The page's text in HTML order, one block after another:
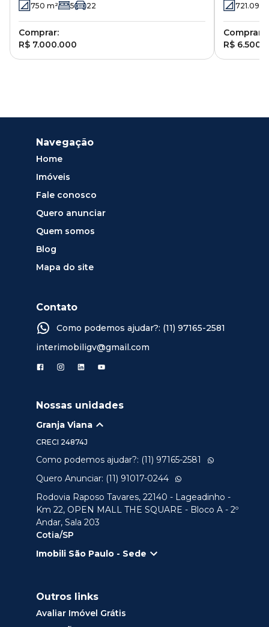
750 m² 5 22
Comprar:
R$ 7.000.000
721.09
Comprar:
R$
Navegação
Home
Imóveis
Fale conosco
Quero anunciar
Quem somos
Blog
Mapa do site
Contato
Como podemos ajudar?: (11) 97165-2581
interimobiligv@gmail.com
Nossas unidades
Granja Viana
CRECI 24874J
Como podemos ajudar?: (11) 97165-2581
Quero Anunciar: (11) 91017-0244
Rodovia Raposo Tavares, 22140 - Lageadinho -
Km 22, OPEN MALL THE SQUARE - Bloco A - 2º
Andar, Sala 203
Cotia/SP
Imobili São Paulo - Sede
Outros links
Avaliar Imóvel Grátis